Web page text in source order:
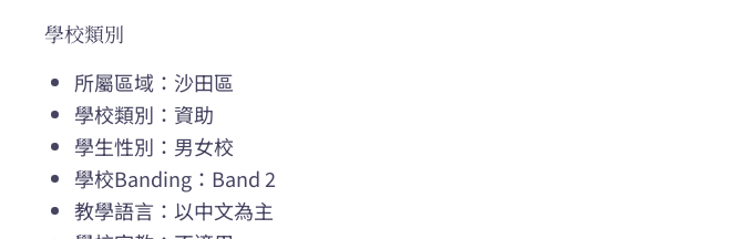
學校類別
所屬區域：沙田區
學校類別：資助
學生性別：男女校
學校Banding：Band 2
教學語言：以中文為主